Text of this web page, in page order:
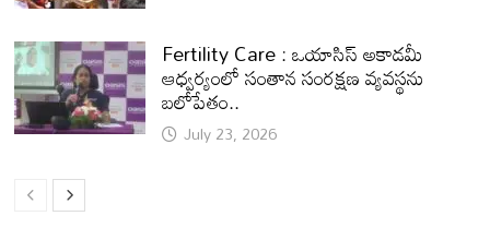
Fertility Care : ఒయాసిస్ అకాడమీ
ఆధ్వర్యంలో సంతాన సంరక్షణ వ్యవస్థను
బలోపేతం..
July 23, 2026